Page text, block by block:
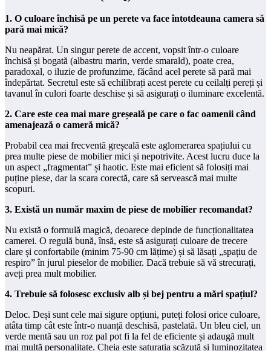
1. O culoare închisă pe un perete va face întotdeauna camera să
pară mai mică?
Nu neapărat. Un singur perete de accent, vopsit într-o culoare
închisă și bogată (albastru marin, verde smarald), poate crea,
paradoxal, o iluzie de profunzime, făcând acel perete să pară mai
îndepărtat. Secretul este să echilibrați acest perete cu ceilalți pereți și
tavanul în culori foarte deschise și să asigurați o iluminare excelentă.
2. Care este cea mai mare greșeală pe care o fac oamenii când
amenajează o cameră mică?
Probabil cea mai frecventă greșeală este aglomerarea spațiului cu
prea multe piese de mobilier mici și nepotrivite. Acest lucru duce la
un aspect „fragmentat” și haotic. Este mai eficient să folosiți mai
puține piese, dar la scara corectă, care să servească mai multe
scopuri.
3. Există un număr maxim de piese de mobilier recomandat?
Nu există o formulă magică, deoarece depinde de funcționalitatea
camerei. O regulă bună, însă, este să asigurați culoare de trecere
clare și confortabile (minim 75-90 cm lățime) și să lăsați „spațiu de
respiro” în jurul pieselor de mobilier. Dacă trebuie să vă strecurați,
aveți prea mult mobilier.
4. Trebuie să folosesc exclusiv alb și bej pentru a mări spațiul?
Deloc. Deși sunt cele mai sigure opțiuni, puteți folosi orice culoare,
atâta timp cât este într-o nuanță deschisă, pastelată. Un bleu ciel, un
verde mentă sau un roz pal pot fi la fel de eficiente și adaugă mult
mai multă personalitate. Cheia este saturația scăzută și luminozitatea